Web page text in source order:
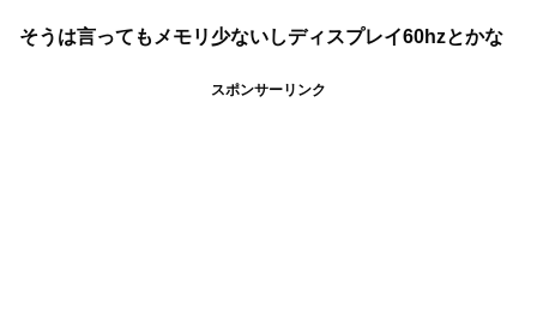
そうは言ってもメモリ少ないしディスプレイ60hzとかな
スポンサーリンク